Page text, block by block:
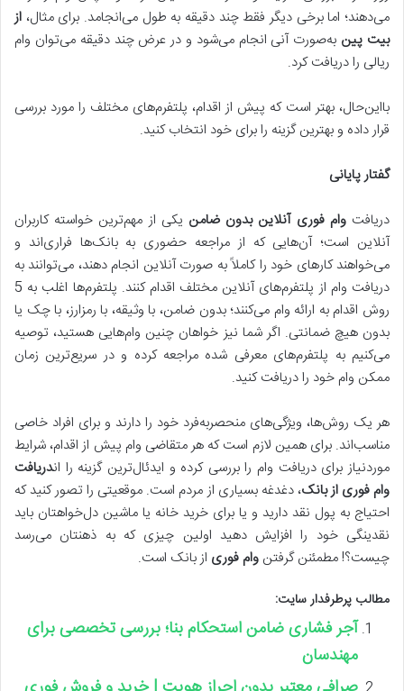
می‌دهند؛ اما برخی دیگر فقط چند دقیقه به طول می‌انجامد. برای مثال، از
بیت پین به‌صورت آنی انجام می‌شود و در عرض چند دقیقه می‌توان وام
ریالی را دریافت کرد.
بااین‌حال، بهتر است که پیش از اقدام، پلتفرم‌های مختلف را مورد بررسی
قرار داده و بهترین گزینه را برای خود انتخاب کنید.
گفتار پایانی
دریافتوام فوری آنلاین بدون ضامن یکی از مهم‌ترین خواسته کاربران
آنلاین است؛ آن‌هایی که از مراجعه حضوری به بانک‌ها فراری‌اند و
می‌خواهند کارهای خود را کاملاً به صورت آنلاین انجام دهند، می‌توانند به
دریافت وام از پلتفرم‌های آنلاین مختلف اقدام کنند. پلتفرم‌ها اغلب به 5
روش اقدام به ارائه وام می‌کنند؛ بدون ضامن، با وثیقه، با رمزارز، با چک یا
بدون هیچ ضمانتی. اگر شما نیز خواهان چنین وام‌هایی هستید، توصیه
می‌کنیم به پلتفرم‌های معرفی شده مراجعه کرده و در سریع‌ترین زمان
ممکن وام خود را دریافت کنید.
هر یک روش‌ها، ویژگی‌های منحصربه‌فرد خود را دارند و برای افراد خاصی
مناسب‌اند. برای همین لازم است که هر متقاضی وام پیش از اقدام، شرایط
موردنیاز برای دریافت وام را بررسی کرده و ایدئال‌ترین گزینه را اندریافت
وام فوری از بانک‌، دغدغه‌ بسیاری از مردم است. موقعیتی را تصور کنید که
احتیاج به پول نقد دارید و یا برای خرید خانه یا ماشین دل‌خواهتان باید
نقدینگی خود را افزایش دهید اولین چیزی که به ذهنتان می‌رسد
چیست؟! مطمئنن گرفتن وام فوری از بانک است.
مطالب پرطرفدار سایت:
آجر فشاری ضامن استحکام بنا؛ بررسی تخصصی برای
مهندسان